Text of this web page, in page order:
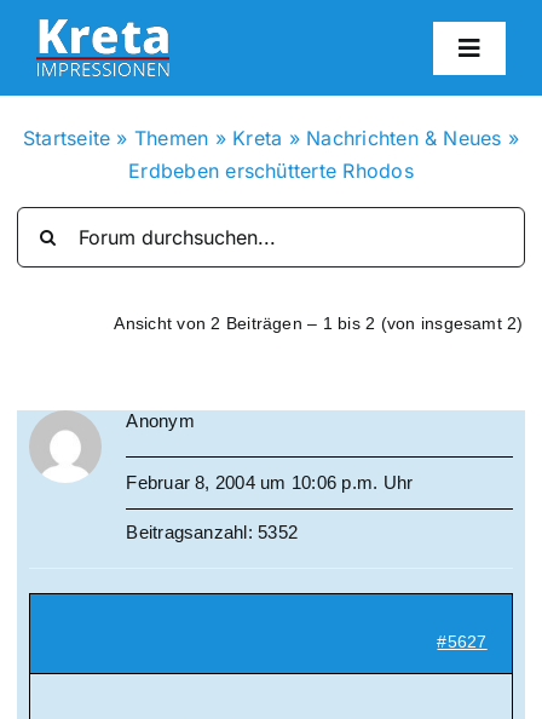
Zum
Inhalt
springen
Suche
Startseite » Themen » Kreta » Nachrichten & Neues »
Erdbeben erschütterte Rhodos
Ansicht von 2 Beiträgen – 1 bis 2 (von insgesamt 2)
Anonym
Februar 8, 2004 um 10:06 p.m. Uhr
Beitragsanzahl: 5352
#5627